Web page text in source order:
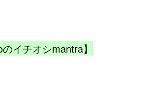
のイチオシmantra】